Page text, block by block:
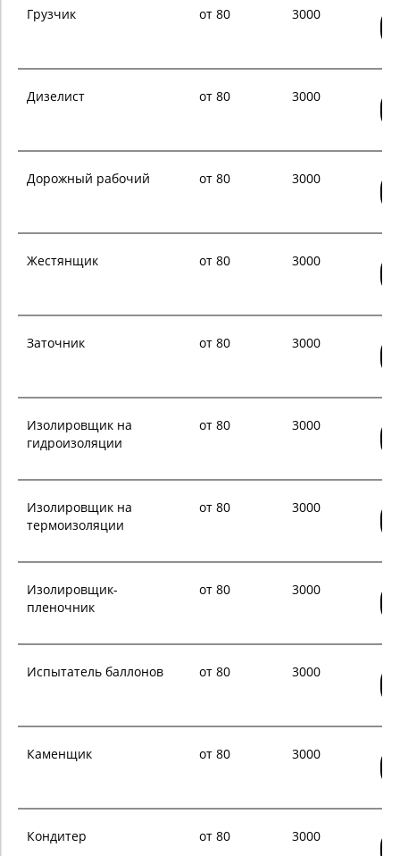
Грузчик от 80 3000
Дизелист от 80 3000
Дорожный рабочий от 80 3000
Жестянщик от 80 3000
Заточник от 80 3000
Изолировщик на
гидроизоляции
от 80 3000
Изолировщик на
термоизоляции
от 80 3000
Изолировщик-
пленочник
от 80 3000
Испытатель баллонов от 80 3000
Каменщик от 80 3000
Кондитер от 80 3000